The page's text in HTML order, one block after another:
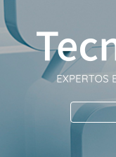
Skip
to
content